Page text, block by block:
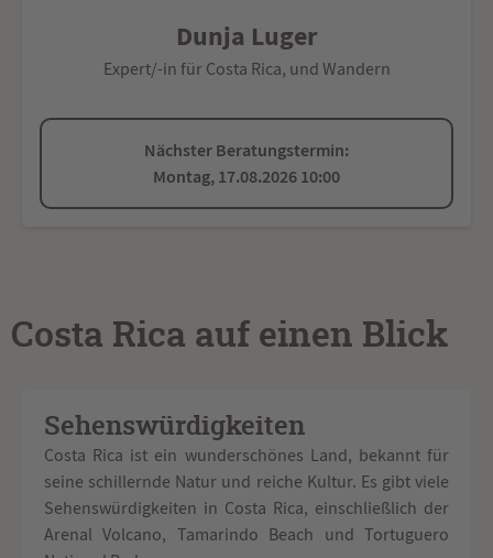
Dunja Luger
Expert/-in für Costa Rica, und Wandern
Nächster Beratungstermin:
Montag, 17.08.2026 10:00
Costa Rica auf einen Blick
Sehenswürdigkeiten
Costa Rica ist ein wunderschönes Land, bekannt für
seine schillernde Natur und reiche Kultur. Es gibt viele
Sehenswürdigkeiten in Costa Rica, einschließlich der
Arenal Volcano, Tamarindo Beach und Tortuguero